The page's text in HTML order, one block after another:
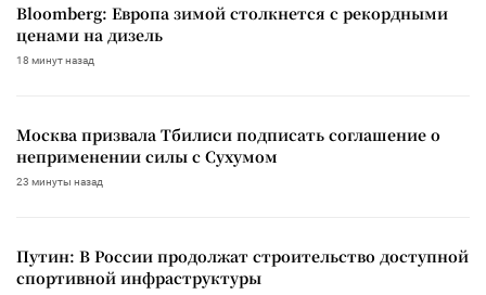
Bloomberg: Европа зимой столкнется с рекордными
ценами на дизель
18 минут назад
Москва призвала Тбилиси подписать соглашение о
неприменении силы с Сухумом
23 минуты назад
Путин: В России продолжат строительство доступной
спортивной инфраструктуры